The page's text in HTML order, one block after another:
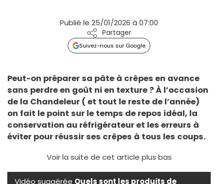
Publié le 25/01/2026 à 07:00
Partager
Suivez-nous sur Google
Peut-on préparer sa pâte à crêpes en avance
sans perdre en goût ni en texture ? À l’occasion
de la Chandeleur ( et tout le reste de l’année)
on fait le point sur le temps de repos idéal, la
conservation au réfrigérateur et les erreurs à
éviter pour réussir ses crêpes à tous les coups.
Voir la suite de cet article plus bas
Vidéo suggérée Quels sont les produits de